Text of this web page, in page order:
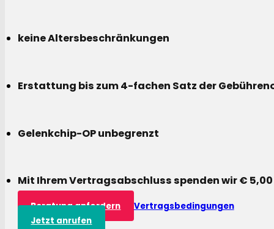
keine Altersbeschränkungen
Erstattung bis zum 4-fachen Satz der
Gelenkchip-OP unbegrenzt
Mit Ihrem Vertragsabschluss spenden wir €
Beratung anfordern
Vertragsbedingungen
Jetzt anrufen